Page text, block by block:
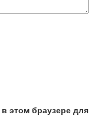
этом браузере для